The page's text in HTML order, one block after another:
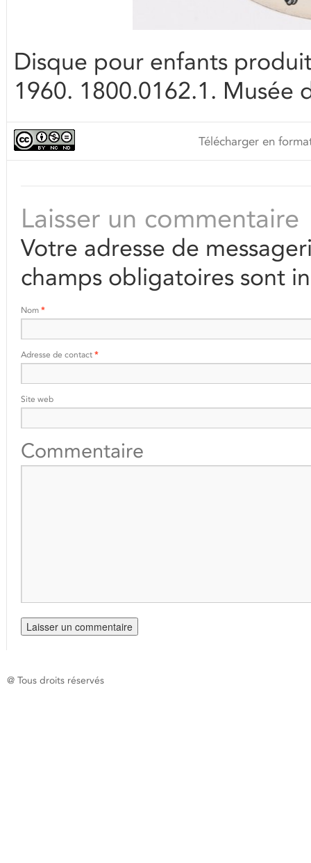
Disque pour enfants
1960. 1800.0162.1. Musée
Télécharger en
Laisser un commentaire
Votre adresse de
champs obligatoires sont
Nom *
Adresse de contact *
Site web
Commentaire
@ Tous droits réservés